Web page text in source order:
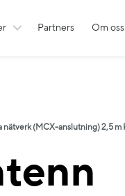
Partners Om oss
(MCX-anslutning) 2,5 m